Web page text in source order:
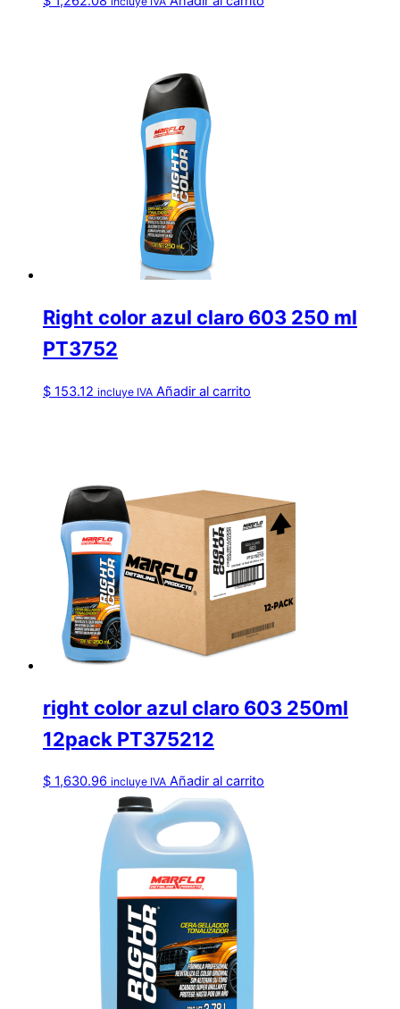
Right color azul claro 603 250 ml
PT3752
$ 153.12 incluye IVA Añadir al carrito
right color azul claro 603 250ml
12pack PT375212
$ 1,630.96 incluye IVA Añadir al carrito